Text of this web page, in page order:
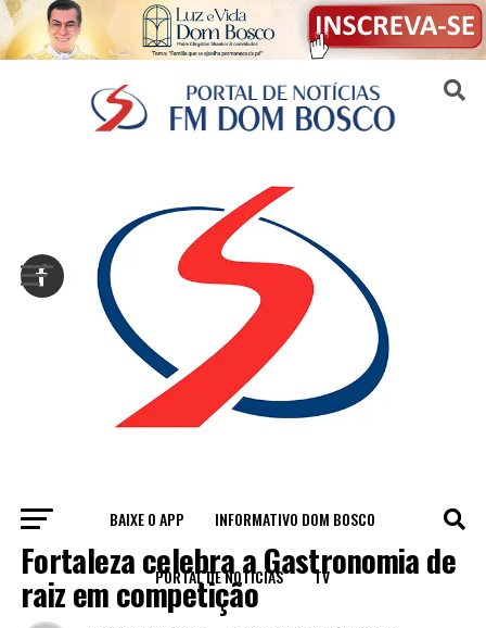
BAIXE O APP INFORMATIVO DOM BOSCO
PORTAL DE NOTÍCIAS TV
FORTALEZA
Fortaleza celebra a Gastronomia de
raiz em competição
Sair da versão mobile